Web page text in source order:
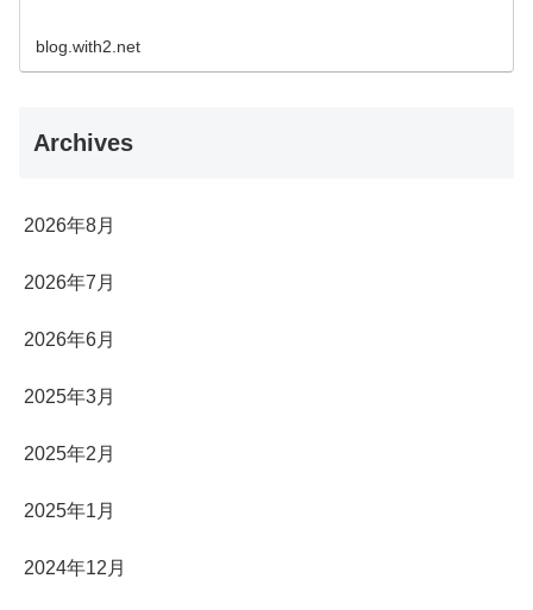
blog.with2.net
Archives
2026年8月
2026年7月
2026年6月
2025年3月
2025年2月
2025年1月
2024年12月